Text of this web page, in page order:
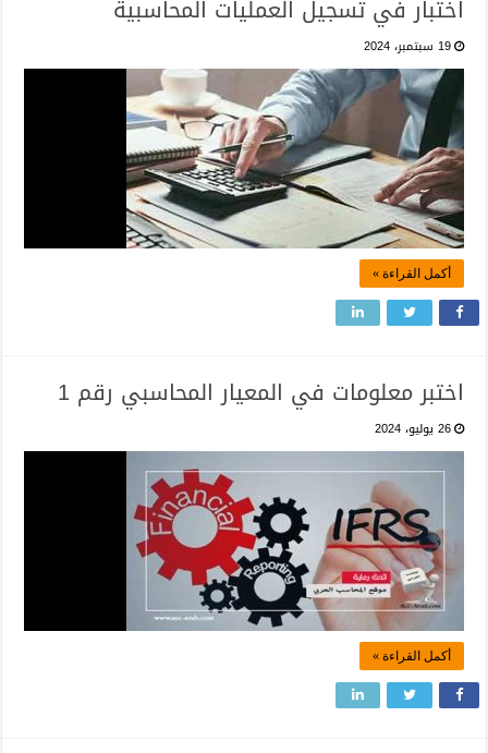
اختبار في تسجيل العمليات المحاسبية
19 سبتمبر، 2024
أكمل القراءة »
اختبر معلومات في المعيار المحاسبي رقم 1
26 يوليو، 2024
أكمل القراءة »